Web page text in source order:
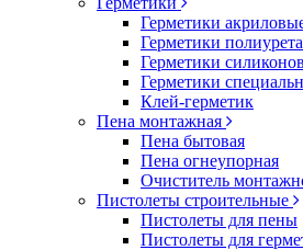
Герметики
Герметики
Герметики
Герметики
Клей-герметик
Пена монтажная
Пена бытовая
Пена огнеупорная
Очиститель
Пистолеты строительные
Пистолеты для пены
Пистолеты для